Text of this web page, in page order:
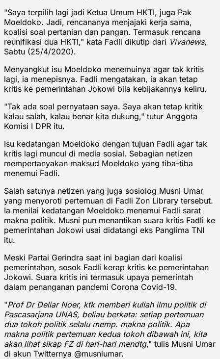
"Saya terpilih lagi jadi Ketua Umum HKTI, juga Pak
Moeldoko. Jadi, rencananya menjajaki kerja sama,
koalisi soal pertanian dan pangan. Termasuk rencana
reunifikasi dua HKTI," kata Fadli dikutip dari Vivanews,
Sabtu (25/4/2020).
Menyangkut isu Moeldoko menemuinya agar tak kritis
lagi, ia menepisnya. Fadli mengatakan, ia akan tetap
kritis ke pemerintahan Jokowi bila kebijakannya keliru.
"Tak ada soal pernyataan saya. Saya akan tetap kritik
kalau salah, kalau benar kita dukung," tutur Anggota
Komisi I DPR itu.
Isu kedatangan Moeldoko dengan tujuan Fadli agar tak
kritis lagi muncul di media sosial. Sebagian netizen
mempertanyakan maksud Moeldoko yang tiba-tiba
menemui Fadli.
Salah satunya netizen yang juga sosiolog Musni Umar
yang menyoroti pertemuan di Fadli Zon Library tersebut.
Ia menilai kedatangan Moeldoko menemui Fadli sarat
makna politik. Musni pun menantikan suara kritis Fadli ke
pemerintahan Jokowi usai didatangi eks Panglima TNI
itu.
Meski Partai Gerindra saat ini bagian dari koalisi
pemerintahan, sosok Fadli kerap kritis ke pemerintahan
Jokowi. Suara kritis ini termasuk upaya pemerintah
dalam penanganan pandemi Corona Covid-19.
"Prof Dr Deliar Noer, ktk memberi kuliah ilmu politik di
Pascasarjana UNAS, beliau berkata: setiap pertemuan
dua tokoh politik selalu memp. makna politik. Apa
makna politik pertemuan kedua tokoh dibawah ini, kita
akan lihat sikap FZ di hari-hari mendtg," tulis Musni Umar
di akun Twitternya @musniumar.